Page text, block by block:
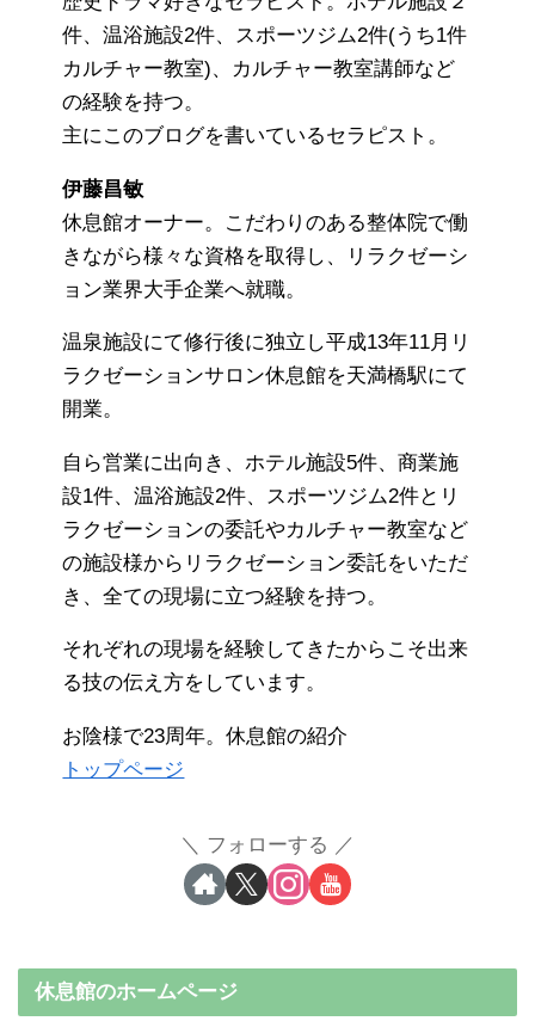
件、温浴施設2件、スポーツジム2件(うち1件
カルチャー教室)、カルチャー教室講師など
の経験を持つ。
主にこのブログを書いているセラピスト。
伊藤昌敏
休息館オーナー。こだわりのある整体院で働
きながら様々な資格を取得し、リラクゼーシ
ョン業界大手企業へ就職。
温泉施設にて修行後に独立し平成13年11月リ
ラクゼーションサロン休息館を天満橋駅にて
開業。
自ら営業に出向き、ホテル施設5件、商業施
設1件、温浴施設2件、スポーツジム2件とリ
ラクゼーションの委託やカルチャー教室など
の施設様からリラクゼーション委託をいただ
き、全ての現場に立つ経験を持つ。
それぞれの現場を経験してきたからこそ出来
る技の伝え方をしています。
お陰様で23周年。休息館の紹介
トップページ
フォローする
休息館のホームページ